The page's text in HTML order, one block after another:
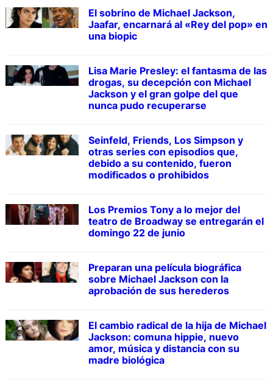
El sobrino de Michael Jackson,
Jaafar, encarnará al «Rey del pop» en
una biopic
Lisa Marie Presley: el fantasma de las
drogas, su decepción con Michael
Jackson y el gran golpe del que
nunca pudo recuperarse
Seinfeld, Friends, Los Simpson y
otras series con episodios que,
debido a su contenido, fueron
modificados o prohibidos
Los Premios Tony a lo mejor del
teatro de Broadway se entregarán el
domingo 22 de junio
Preparan una película biográfica
sobre Michael Jackson con la
aprobación de sus herederos
El cambio radical de la hija de Michael
Jackson: comuna hippie, nuevo
amor, música y distancia con su
madre biológica